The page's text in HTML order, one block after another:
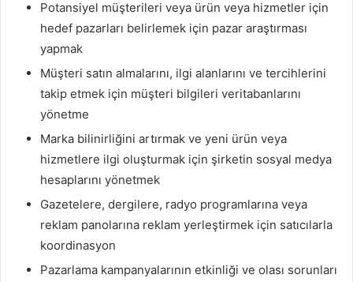
Potansiyel müşterileri veya ürün veya hizmetler için
hedef pazarları belirlemek için pazar araştırması
yapmak
Müşteri satın almalarını, ilgi alanlarını ve tercihlerini
takip etmek için müşteri bilgileri veritabanlarını
yönetme
Marka bilinirliğini artırmak ve yeni ürün veya
hizmetlere ilgi oluşturmak için şirketin sosyal medya
hesaplarını yönetmek
Gazetelere, dergilere, radyo programlarına veya
reklam panolarına reklam yerleştirmek için satıcılarla
koordinasyon
Pazarlama kampanyalarının etkinliği ve olası sorunları